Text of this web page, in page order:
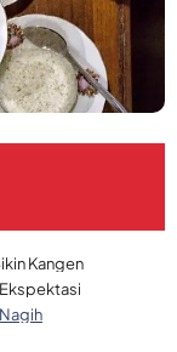
Kangen